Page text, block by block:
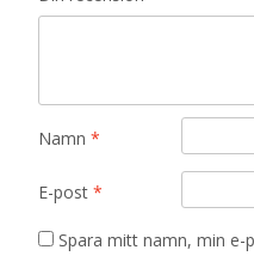
Namn *
E-post *
Spara mitt namn, min e-